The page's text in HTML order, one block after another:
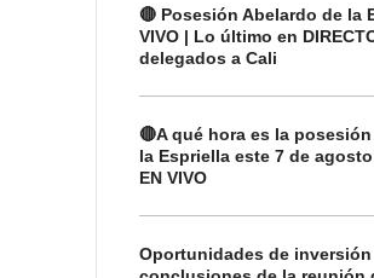
🔴 Posesión Abelardo de la
VIVO | Lo último en
delegados a Cali
🔴A qué hora es la
la Espriella este 7 de
EN VIVO
Oportunidades de